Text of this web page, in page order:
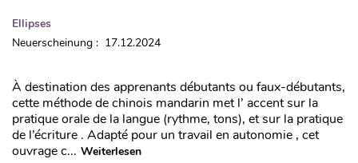
Ellipses
Neuerscheinung : 17.12.2024
À destination des apprenants débutants ou faux-débutants,
cette méthode de chinois mandarin met l’ accent sur la
pratique orale de la langue (rythme, tons), et sur la pratique
de l’écriture . Adapté pour un travail en autonomie , cet
ouvrage c... Weiterlesen